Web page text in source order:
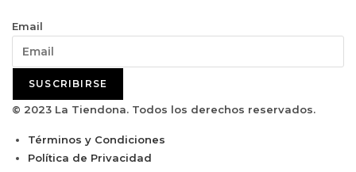
Email
SUSCRIBIRSE
© 2023 La Tiendona. Todos los derechos reservados.
Términos y Condiciones
Política de Privacidad